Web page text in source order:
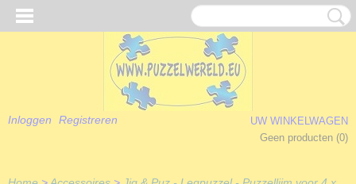
Inloggen Registreren
UW WINKELWAGEN
Geen producten (0)